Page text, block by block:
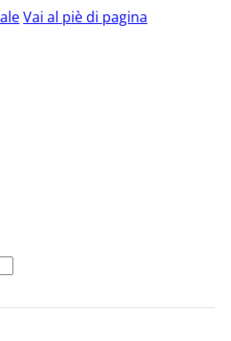
Vai al piè di pagina